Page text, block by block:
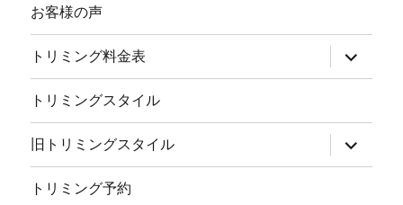
ン
お客様の声
トリミング料金表
サ
ブ
メ
ー
を
展
開
トリミングスタイル
旧トリミングスタイル
サ
ブ
メ
トリミング予約